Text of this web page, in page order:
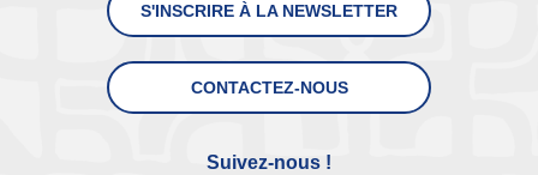
S'INSCRIRE À LA NEWSLETTER
CONTACTEZ-NOUS
Suivez-nous !